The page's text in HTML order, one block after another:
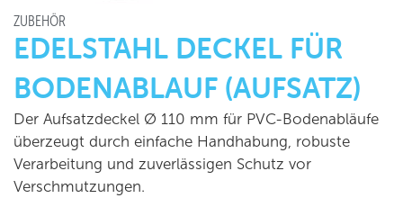
ZUBEHÖR
EDELSTAHL DECKEL FÜR
BODENABLAUF (AUFSATZ)
Der Aufsatzdeckel Ø 110 mm für PVC-Bodenabläufe
überzeugt durch einfache Handhabung, robuste
Verarbeitung und zuverlässigen Schutz vor
Verschmutzungen.